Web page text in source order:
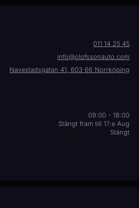
011 14 25 45
info@olofssonauto.com
Navestadsgatan 41, 603 66 Norrköping
09:00 - 18:00
Stängt fram till 17:e Aug
Stängt